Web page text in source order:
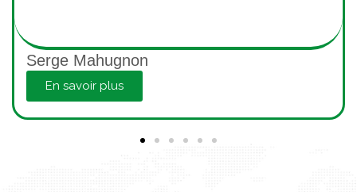
Jelissa OUYI DJEKET
En savoir plus